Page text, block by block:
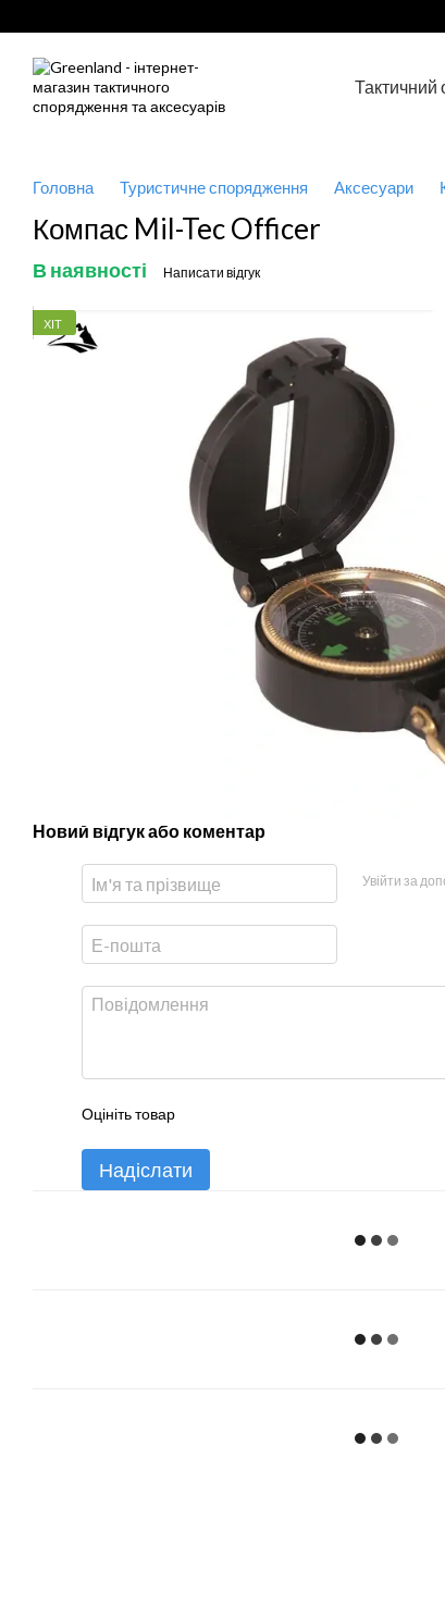
Тактичний
Головна Туристичне спорядження Аксесуари
Компас Mil-Tec Officer
В наявності Написати відгук
ХІТ
Новий відгук або коментар
Увійти за
Оцініть товар
Надіслати